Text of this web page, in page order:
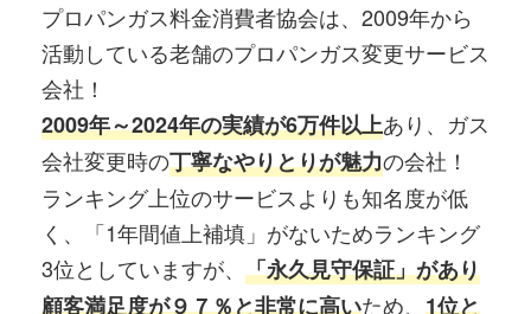
プロパンガス料金消費者協会は、2009年から
活動している老舗のプロパンガス変更サービス
会社！
2009年～2024年の実績が6万件以上あり、ガス
会社変更時の丁寧なやりとりが魅力の会社！
ランキング上位のサービスよりも知名度が低
く、「1年間値上補填」がないためランキング
3位としていますが、 「永久見守保証」があり
顧客満足度が９７％と非常に高いため、 1位と